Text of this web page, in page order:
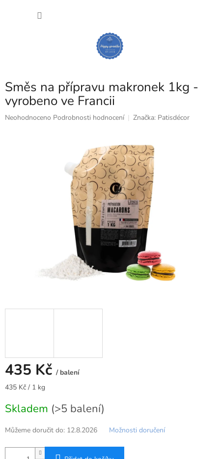
Směs na přípravu makronek 1kg -
vyrobeno ve Francii
Průměrné
Neohodnoceno Podrobnosti hodnocení Značka: Patisdécor
435 Kč / balení
Měrná
435 Kč / 1 kg
Skladem (>5 balení)
Můžeme doručit do: 12.8.2026 Možnosti doručení